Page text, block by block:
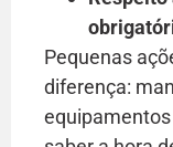
Pequenas
diferença: